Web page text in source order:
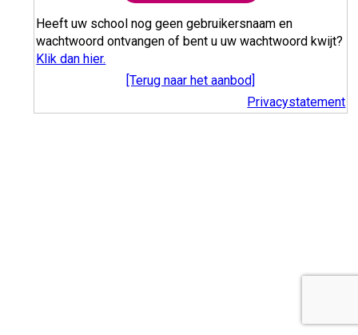
Heeft uw school nog geen gebruikersnaam en
wachtwoord ontvangen of bent u uw wachtwoord kwijt?
Klik dan hier.
[Terug naar het aanbod]
Privacystatement